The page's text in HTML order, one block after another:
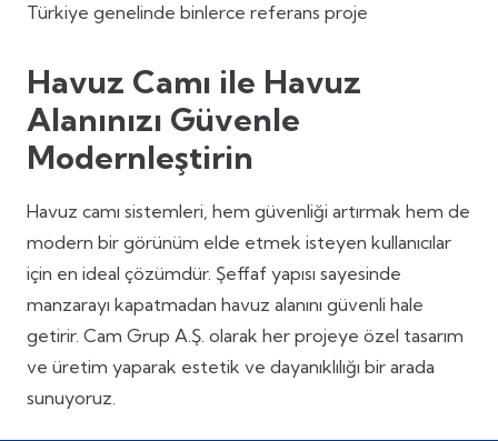
Türkiye genelinde binlerce referans proje
Havuz Camı ile Havuz
Alanınızı Güvenle
Modernleştirin
Havuz camı sistemleri, hem güvenliği artırmak hem de
modern bir görünüm elde etmek isteyen kullanıcılar
için en ideal çözümdür. Şeffaf yapısı sayesinde
manzarayı kapatmadan havuz alanını güvenli hale
getirir. Cam Grup A.Ş. olarak her projeye özel tasarım
ve üretim yaparak estetik ve dayanıklılığı bir arada
sunuyoruz.